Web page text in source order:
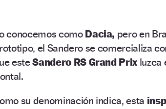
conocemos como Dacia, pero en
el Sandero se comercializa
esteSandero RS Grand Prix luzca
su denominación indica, esta